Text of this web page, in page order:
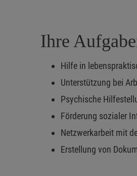
Ihre
Hilfe in
Unterstützung bei
Psychische
Förderung sozialer
Netzwerkarbeit mit
Erstellung von